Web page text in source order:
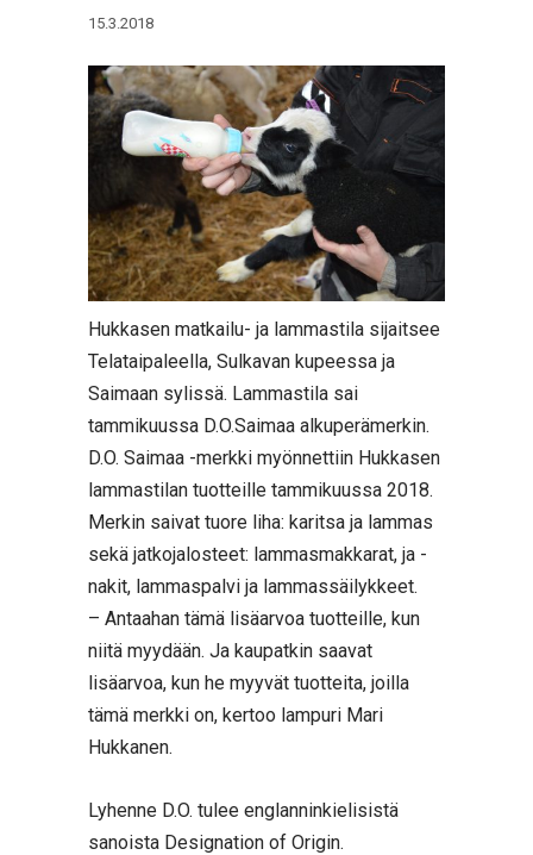
15.3.2018
Hukkasen matkailu- ja lammastila sijaitsee
Telataipaleella, Sulkavan kupeessa ja
Saimaan sylissä. Lammastila sai
tammikuussa D.O.Saimaa alkuperämerkin.
D.O. Saimaa -merkki myönnettiin Hukkasen
lammastilan tuotteille tammikuussa 2018.
Merkin saivat tuore liha: karitsa ja lammas
sekä jatkojalosteet: lammasmakkarat, ja -
nakit, lammaspalvi ja lammassäilykkeet.
– Antaahan tämä lisäarvoa tuotteille, kun
niitä myydään. Ja kaupatkin saavat
lisäarvoa, kun he myyvät tuotteita, joilla
tämä merkki on, kertoo lampuri Mari
Hukkanen.
Lyhenne D.O. tulee englanninkielisistä
sanoista Designation of Origin.